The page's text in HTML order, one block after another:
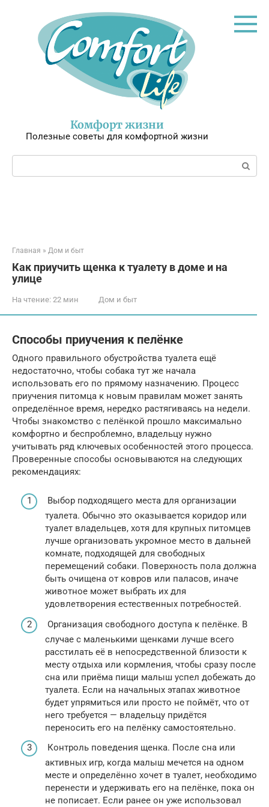
Комфорт жизни
Полезные советы для комфортной жизни
Поиск:
Главная » Дом и быт
Как приучить щенка к туалету в доме и на
улице
На чтение: 22 мин Дом и быт
Способы приучения к пелёнке
Одного правильного обустройства туалета ещё
недостаточно, чтобы собака тут же начала
использовать его по прямому назначению. Процесс
приучения питомца к новым правилам может занять
определённое время, нередко растягиваясь на недели.
Чтобы знакомство с пелёнкой прошло максимально
комфортно и беспроблемно, владельцу нужно
учитывать ряд ключевых особенностей этого процесса.
Проверенные способы основываются на следующих
рекомендациях:
Выбор подходящего места для организации
туалета. Обычно это оказывается коридор или
туалет владельцев, хотя для крупных питомцев
лучше организовать укромное место в дальней
комнате, подходящей для свободных
перемещений собаки. Поверхность пола должна
быть очищена от ковров или паласов, иначе
животное может выбрать их для
удовлетворения естественных потребностей.
Организация свободного доступа к пелёнке. В
случае с маленькими щенками лучше всего
расстилать её в непосредственной близости к
месту отдыха или кормления, чтобы сразу после
сна или приёма пищи малыш успел добежать до
туалета. Если на начальных этапах животное
будет упрямиться или просто не поймёт, что от
него требуется — владельцу придётся
переносить его на пелёнку самостоятельно.
Контроль поведения щенка. После сна или
активных игр, когда малыш мечется на одном
месте и определённо хочет в туалет, необходимо
перенести и удерживать его на пелёнке, пока он
не пописает. Если ранее он уже использовал